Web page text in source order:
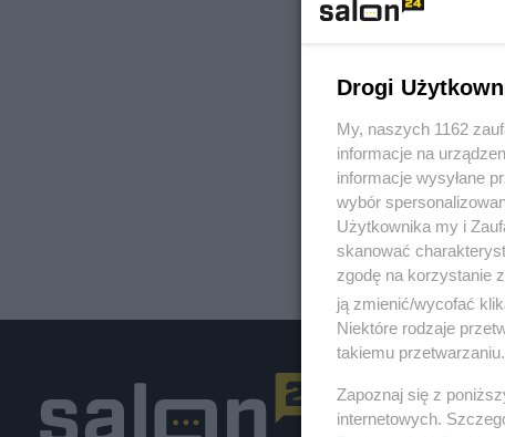
Drogi
My, naszych 1162
informacje na
informacje wysyłane
wybór
Użytkownika my i
skanować
zgodę na korzystanie
ją zmienić/wycofać
Niektóre rodzaje
takiemu
Zapoznaj się z
internetowych.